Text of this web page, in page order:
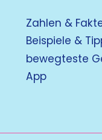
Zahlen &
Beispiele &
bewegteste
App